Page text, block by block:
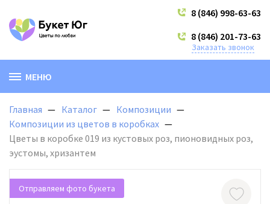
8 (846) 998-63-63
8 (846) 201-73-63
Заказать звонок
МЕНЮ
Главная Каталог
Композиции
Композиции из цветов в коробках
Цветы в коробке 019 из кустовых роз, пионовидных роз,
эустомы, хризантем
Отправляем фото букета